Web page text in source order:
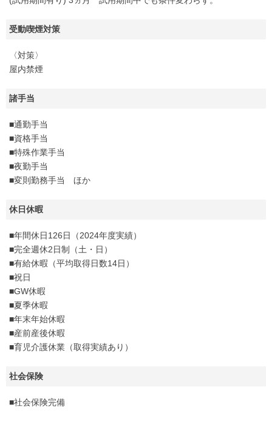
受動喫煙対策
〈対策〉
屋内禁煙
諸手当
■通勤手当
■資格手当
■特殊作業手当
■夜勤手当
■変則勤務手当 ほか
休日休暇
■年間休日126日（2024年度実績）
■完全週休2日制（土・日）
■有給休暇（平均取得日数14日）
■祝日
■GW休暇
■夏季休暇
■年末年始休暇
■産前産後休暇
■育児介護休業（取得実績あり）
社会保険
■社会保険完備